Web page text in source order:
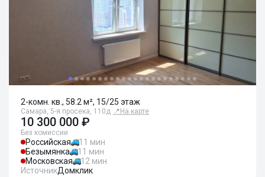
2-комн. кв., 58.2 м², 15/25 этаж
Самара, 5-я просека, 110д 📍 На карте
10 300 000 ₽
Без комиссии
Российская
11 мин
Безымянка
11 мин
Московская
12 мин
ИсточникДомклик